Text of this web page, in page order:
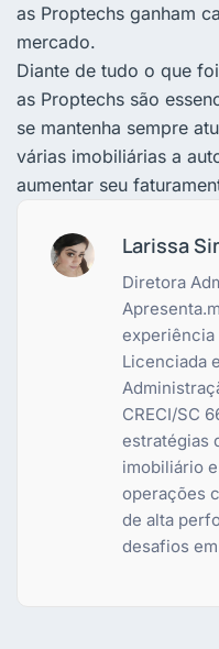
as Proptechs ganham
mercado.
Diante de tudo o que
as Proptechs são
se mantenha sempre
várias imobiliárias a
aumentar seu
Larissa
Diretora
experiência
Licenciada
CRECI/SC
estratégias
imobiliário
operações
de alta
desafios